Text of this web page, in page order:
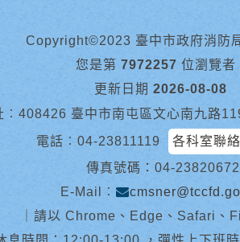
Copyright©2023 臺中市政府消防
您是第 7972257 位瀏覽者
更新日期 2026-08-08
︰408426 臺中市南屯區文心南九路
電話︰ 04-23811119 各科室聯
傳真號碼：04-23820672
E-Mail︰
請以 Chrome、Edge、Safari、